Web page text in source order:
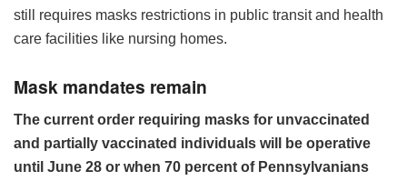
still requires masks restrictions in public transit and health
care facilities like nursing homes.
Mask mandates remain
The current order requiring masks for unvaccinated
and partially vaccinated individuals will be operative
until June 28 or when 70 percent of Pennsylvanians